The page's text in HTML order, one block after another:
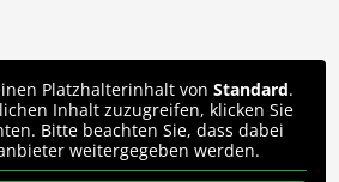
Platzhalterinhalt von Standard.
Inhalt zuzugreifen, klicken Sie
Bitte beachten Sie, dass dabei
weitergegeben werden.